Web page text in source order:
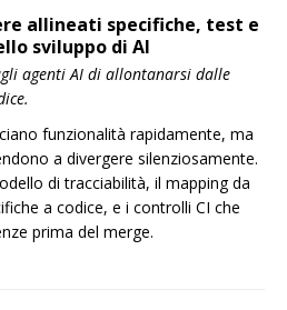
allineati specifiche, test e
sviluppo di AI
agenti AI di allontanarsi dalle
funzionalità rapidamente, ma
a divergere silenziosamente.
di tracciabilità, il mapping da
a codice, e i controlli CI che
prima del merge.